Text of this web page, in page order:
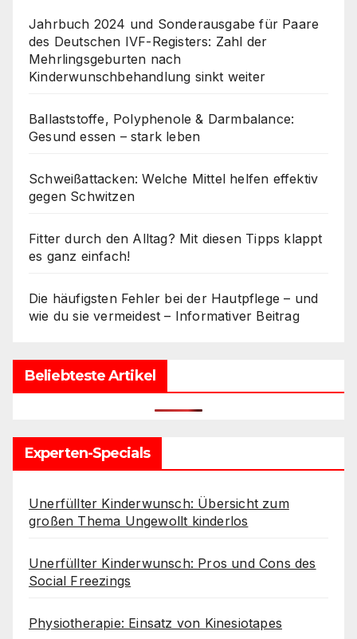
Jahrbuch 2024 und Sonderausgabe für Paare
des Deutschen IVF-Registers: Zahl der
Mehrlingsgeburten nach
Kinderwunschbehandlung sinkt weiter
Ballaststoffe, Polyphenole & Darmbalance:
Gesund essen – stark leben
Schweißattacken: Welche Mittel helfen effektiv
gegen Schwitzen
Fitter durch den Alltag? Mit diesen Tipps klappt
es ganz einfach!
Die häufigsten Fehler bei der Hautpflege – und
wie du sie vermeidest – Informativer Beitrag
Beliebteste Artikel
Experten-Specials
Unerfüllter Kinderwunsch: Übersicht zum
großen Thema Ungewollt kinderlos
Unerfüllter Kinderwunsch: Pros und Cons des
Social Freezings
Physiotherapie: Einsatz von Kinesiotapes